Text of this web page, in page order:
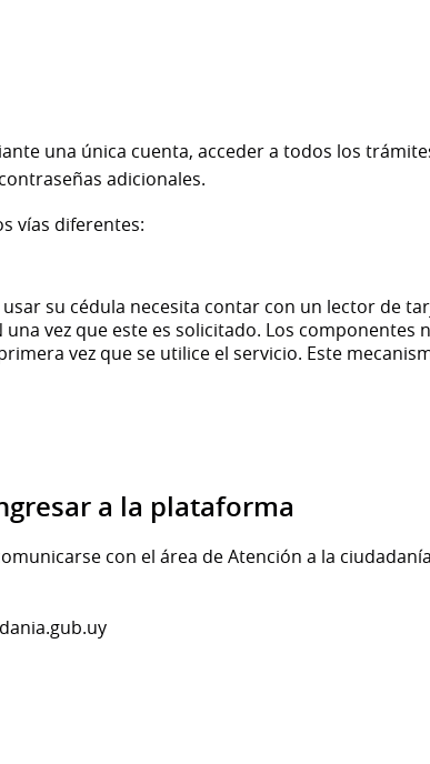
una única cuenta, acceder a todos los
adicionales.
vías diferentes:
su cédula necesita contar con un lector de
una vez que este es solicitado. Los componentes
vez que se utilice el servicio. Este
a la plataforma
con el área de Atención a la